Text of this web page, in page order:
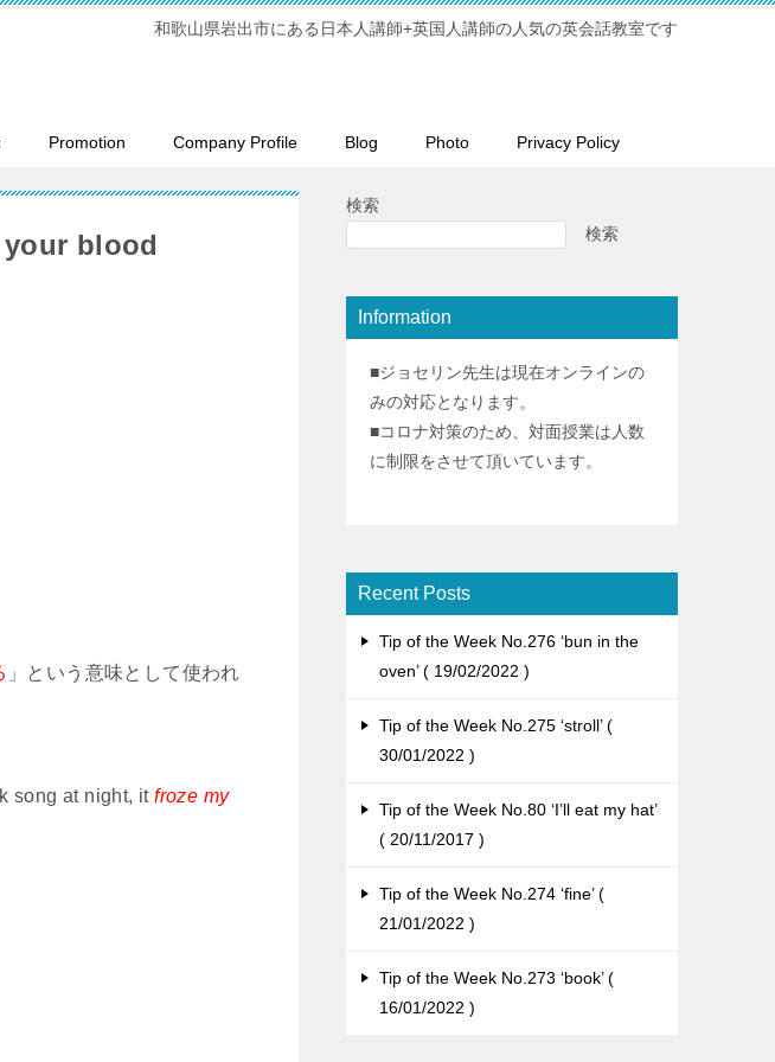
和歌山県岩出市にある日本人講師+英国人講師の人気の英会話教室です
Promotion Company Profile Blog Photo Privacy Policy
your blood
」という意味として使われ
song at night, itfroze my
検索
検索
Information
■ジョセリン先生は現在オンラインの
みの対応となります。
■コロナ対策のため、対面授業は人数
に制限をさせて頂いています。
Recent Posts
Tip of the Week No.276 ‘bun in the
oven’
19/02/2022
Tip of the Week No.275 ‘stroll’
30/01/2022
Tip of the Week No.80 ‘I’ll eat my hat’
20/11/2017
Tip of the Week No.274 ‘fine’
21/01/2022
Tip of the Week No.273 ‘book’
16/01/2022